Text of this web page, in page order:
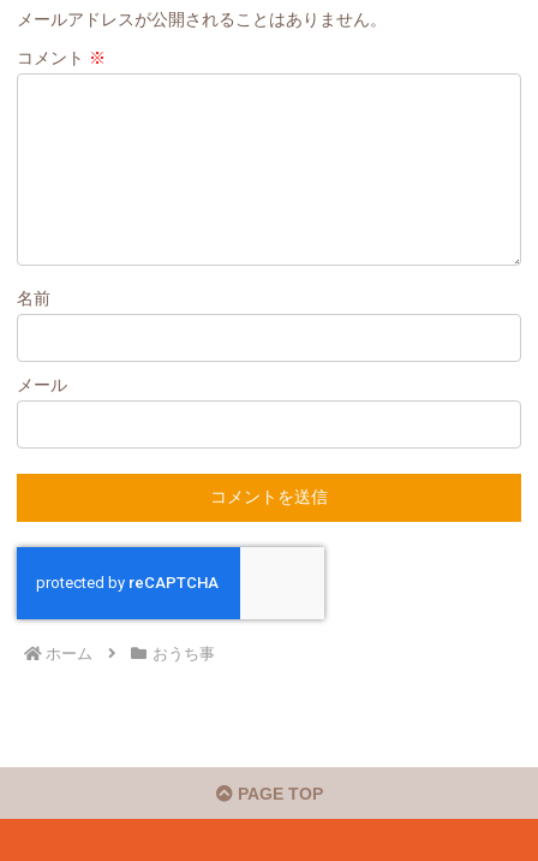
メールアドレスが公開されることはありません。
コメント ※
名前
メール
ホーム おうち事
PAGE TOP